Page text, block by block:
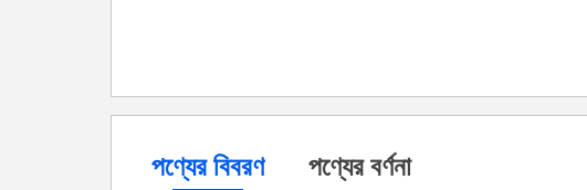
পণ্যের বিবরণ পণ্যের বর্ণনা